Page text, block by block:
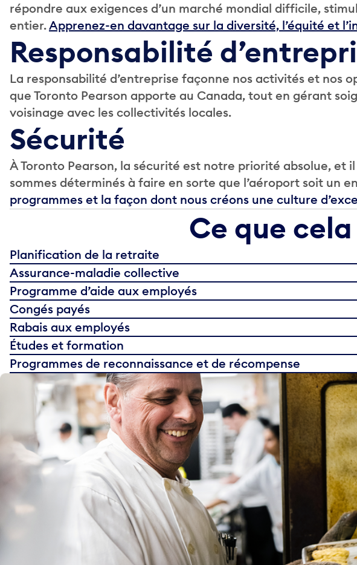
répondre aux exigences d’un marché mondial difficile,
entier.Apprenez-en davantage sur la diversité, l’équité et
Responsabilité
La responsabilité d’entreprise façonne nos activités et nos
que Toronto Pearson apporte au Canada, tout en gérant
voisinage avec les collectivités locales.
Sécurité
À Toronto Pearson, la sécurité est notre priorité absolue, et
sommes déterminés à faire en sorte que l’aéroport soit un
programmes et la façon dont nous créons une culture
Ce que
Planification de la retraite
Assurance-maladie collective
Programme d’aide aux employés
Congés payés
Rabais aux employés
Études et formation
Programmes de reconnaissance et de récompense